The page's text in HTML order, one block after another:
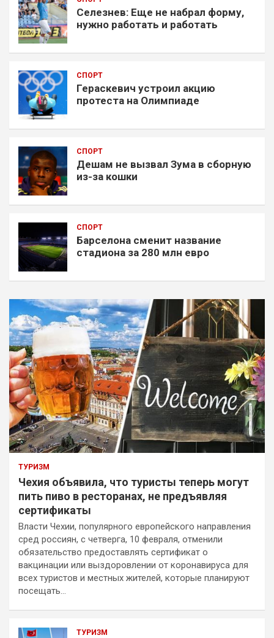
Селезнев: Еще не набрал форму,
нужно работать и работать
СПОРТ
Гераскевич устроил акцию
протеста на Олимпиаде
СПОРТ
Дешам не вызвал Зума в сборную
из-за кошки
СПОРТ
Барселона сменит название
стадиона за 280 млн евро
ТУРИЗМ
Чехия объявила, что туристы теперь могут
пить пиво в ресторанах, не предъявляя
сертификаты
Власти Чехии, популярного европейского направления
сред россиян, с четверга, 10 февраля, отменили
обязательство предоставлять сертификат о
вакцинации или выздоровлении от коронавируса для
всех туристов и местных жителей, которые планируют
посещать…
ТУРИЗМ